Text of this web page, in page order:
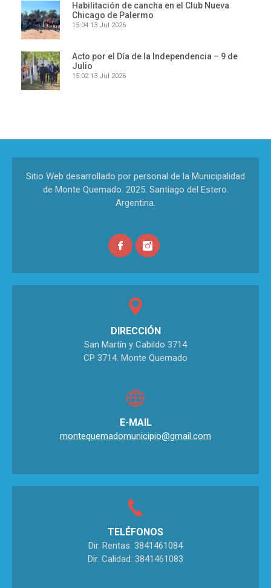
Habilitación de cancha en el Club Nueva
Chicago de Palermo
15:04 13 Jul 2026
Acto por el Día de la Independencia – 9 de
Julio
15:02 13 Jul 2026
Sitio Web desarrollado por personal de la Municipalidad
de Monte Quemado. 2025. Santiago del Estero.
Argentina.
DIRECCIÓN
San Martín y Cabildo 3714
CP 3714. Monte Quemado
E-MAIL
montequemadomunicipio@gmail.com
TELÉFONOS
Dir. Rentas: 3841461084
Dir. Calidad: 3841461083